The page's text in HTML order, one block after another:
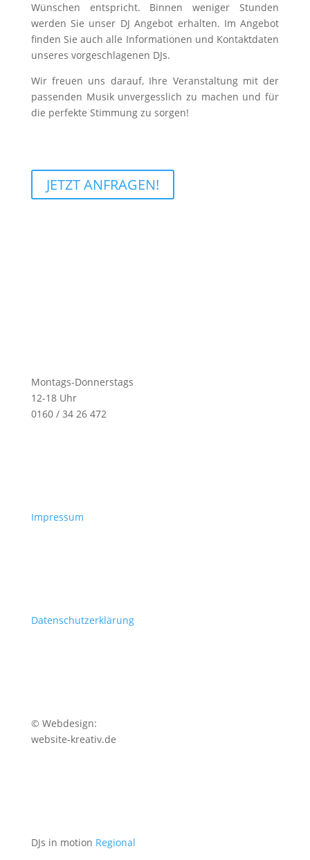
Wünschen entspricht. Binnen weniger Stunden
werden Sie unser DJ Angebot erhalten. Im Angebot
finden Sie auch alle Informationen und Kontaktdaten
unseres vorgeschlagenen DJs.
Wir freuen uns darauf, Ihre Veranstaltung mit der
passenden Musik unvergesslich zu machen und für
die perfekte Stimmung zu sorgen!
JETZT ANFRAGEN!
Montags-Donnerstags
12-18 Uhr
0160 / 34 26 472
Impressum
Datenschutzerklärung
© Webdesign:
website-kreativ.de
DJs in motion Regional